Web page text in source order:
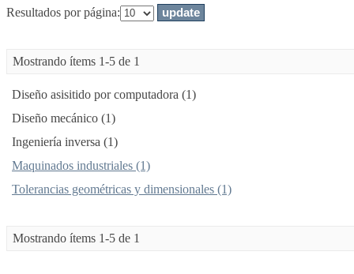
Resultados por página:
Mostrando ítems 1-5 de 1
Diseño asisitido por computadora (1)
Diseño mecánico (1)
Ingeniería inversa (1)
Maquinados industriales (1)
Tolerancias geométricas y dimensionales (1)
Mostrando ítems 1-5 de 1